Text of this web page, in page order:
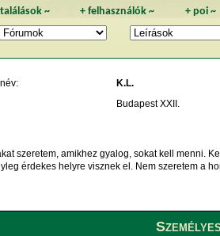
~ +felhasználók ~ + poi~
K.L.
Budapest XXII.
szeretem, amikhez gyalog, sokat kell menni.
érdekes helyre visznek el. Nem szeretem a